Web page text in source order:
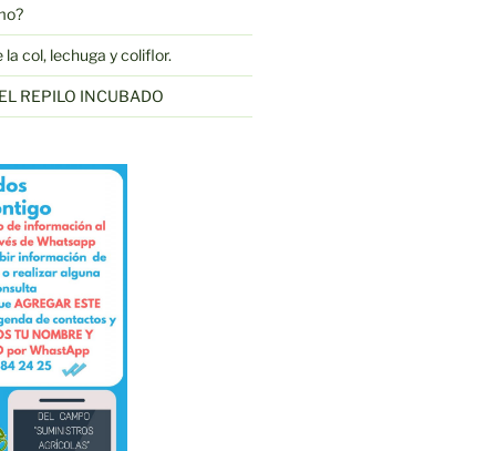
col, lechuga y coliflor.
REPILO INCUBADO